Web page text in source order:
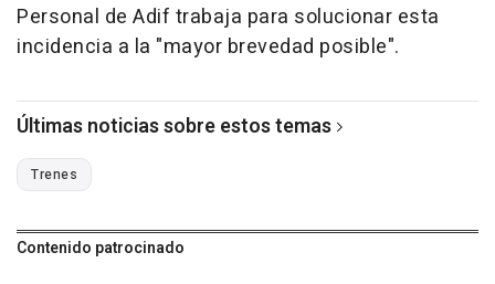
Personal de Adif trabaja para solucionar esta
incidencia a la "mayor brevedad posible".
Últimas noticias sobre estos temas
Trenes
Contenido patrocinado